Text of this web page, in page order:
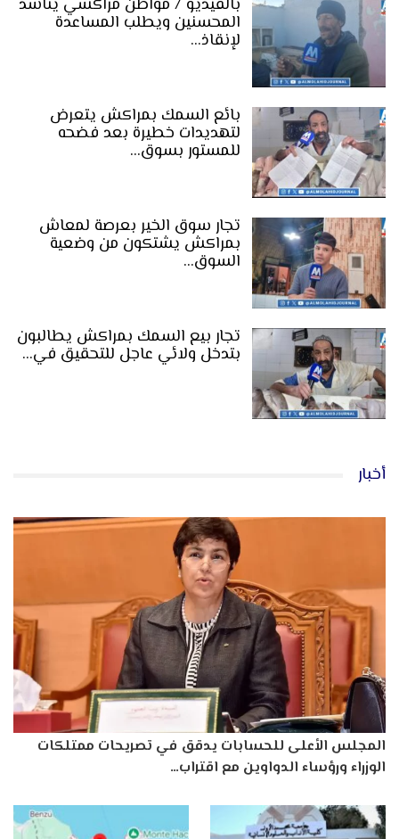
بالفيديو / مواطن مراكشي يناشد
المحسنين ويطلب المساعدة
لإنقاذ…
بائع السمك بمراكش يتعرض
لتهديدات خطيرة بعد فضحه
للمستور بسوق…
تجار سوق الخير بعرصة لمعاش
بمراكش يشتكون من وضعية
السوق…
تجار بيع السمك بمراكش يطالبون
بتدخل ولائي عاجل للتحقيق في…
أخبار
المجلس الأعلى للحسابات يدقق في تصريحات ممتلكات
الوزراء ورؤساء الدواوين مع اقتراب…